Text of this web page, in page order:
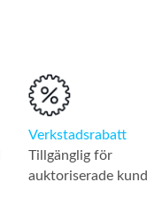
Verkstadsrabatt
Tillgänglig för
auktoriserade